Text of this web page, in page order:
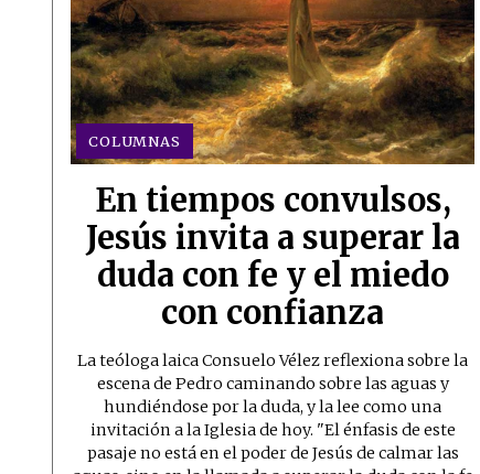
COLUMNAS
En tiempos convulsos,
Jesús invita a superar la
duda con fe y el miedo
con confianza
La teóloga laica Consuelo Vélez reflexiona sobre la
escena de Pedro caminando sobre las aguas y
hundiéndose por la duda, y la lee como una
invitación a la Iglesia de hoy. "El énfasis de este
pasaje no está en el poder de Jesús de calmar las